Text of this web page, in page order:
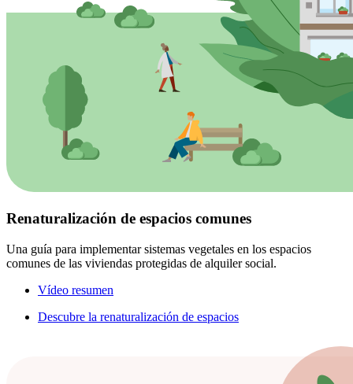
Renaturalización de espacios comunes
Una guía para implementar sistemas vegetales en los espacios
comunes de las viviendas protegidas de alquiler social.
Vídeo resumen
Descubre la renaturalización de espacios